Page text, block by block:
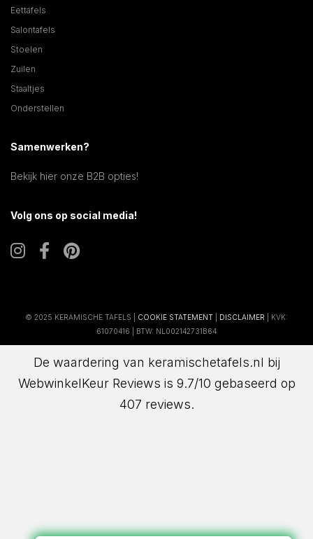
Eettafels
Salontafels
Stoelen
Zuilen
Staaltjes
Onderstellen
Samenwerken?
Bekijk hier onze B2B opties!
Volg ons op social media!
© 2025 KERAMISCHE TAFELS | COOKIE STATEMENT DISCLAIMER | KVK:
61070416 | BTW: NL002142731B64
De waardering van keramischetafels.nl bij
WebwinkelKeur Reviews is 9.7/10 gebaseerd op
407 reviews.